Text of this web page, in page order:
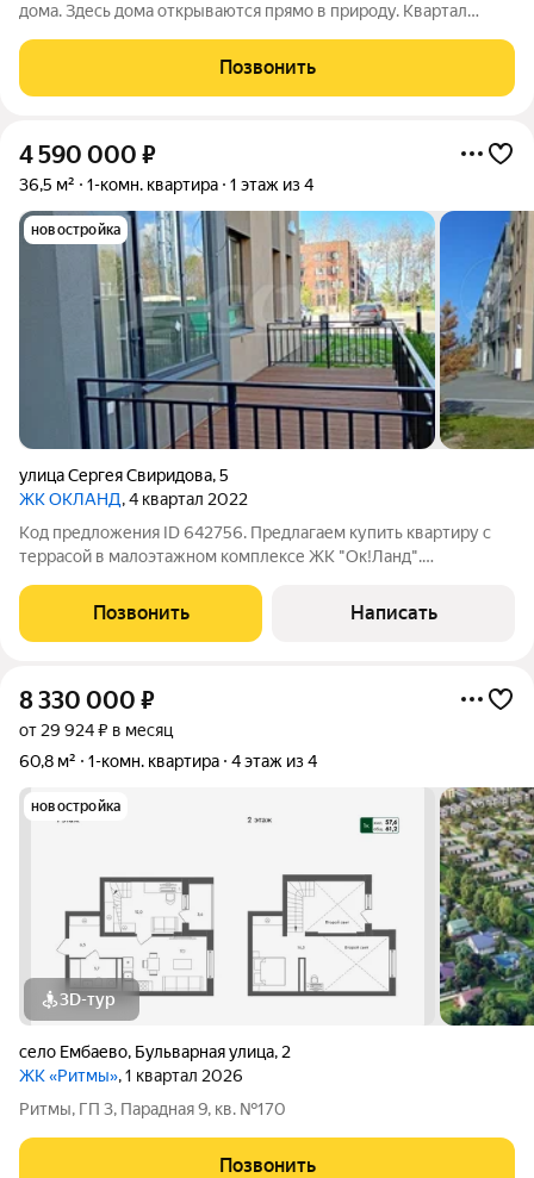
дома. Здесь дома открываются прямо в природу. Квартал
современном скандинавском стиле. Спокойные цвета фасадов
органично вписаны в природный
Позвонить
4 590 000 ₽
36,5 м² 1-комн. квартира 1 этаж из 4
новостройка
улица Сергея Свиридова,5
ЖК ОКЛАНД, 4 квартал 2022
Код предложения ID 642756. Предлагаем купить квартиру с
террасой в малоэтажном комплексе ЖК "Ок!Ланд".
ЖК. Квартира с улучшенной черновой отделкой: ровные
оштукатуренные стены с финишной
Позвонить Написать
8 330 000 ₽
от 29 924 ₽ в месяц
60,8 м²
1-комн. квартира 4 этаж из 4
новостройка
3D-тур
село Ембаево, Бульварная улица, 2
ЖК «Ритмы», 1 квартал 2026
Ритмы, ГП 3, Парадная 9, кв. №170
Позвонить